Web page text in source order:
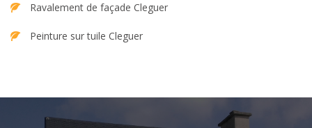
Ravalement de façade Cleguer
Peinture sur tuile Cleguer